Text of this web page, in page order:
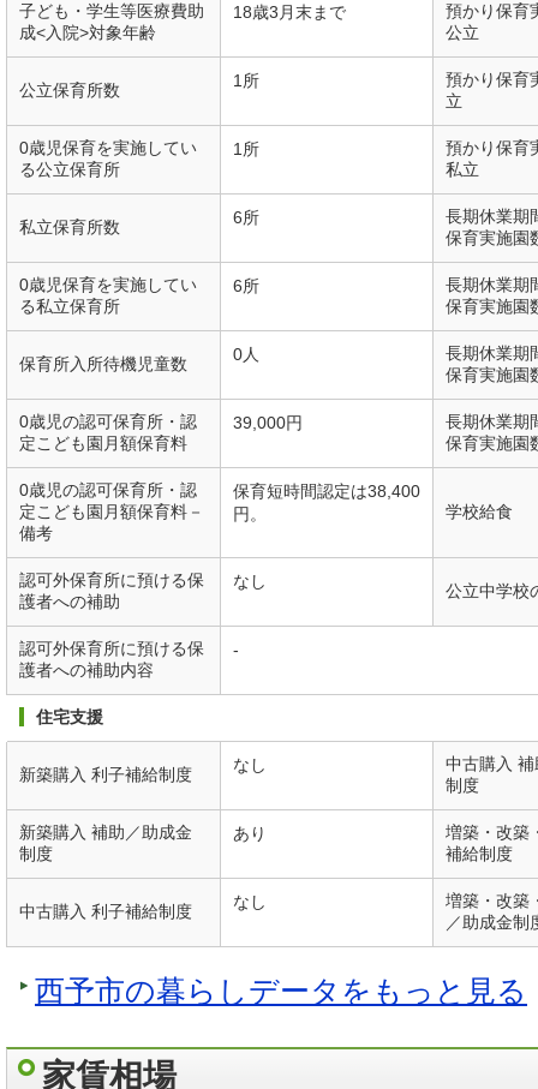
子ども・学生等医療費助
成<入院>対象年齢
18歳3月末まで
預かり保育
公立
公立保育所数 1所
預かり保育
立
0歳児保育を実施してい
る公立保育所
1所
預かり保育
私立
私立保育所数 6所
長期休業期
保育実施園
0歳児保育を実施してい
る私立保育所
6所
長期休業期
保育実施園
保育所入所待機児童数 0人
長期休業期
保育実施園
0歳児の認可保育所・認
定こども園月額保育料
39,000円
長期休業期
保育実施園
0歳児の認可保育所・認
定こども園月額保育料－
備考
保育短時間認定は38,400
円。
学校給食
認可外保育所に預ける保
護者への補助
なし 公立中学校
認可外保育所に預ける保
護者への補助内容
-
住宅支援
新築購入 利子補給制度 なし
中古購入
制度
新築購入 補助／助成金
制度
あり
増築・改築
補給制度
中古購入 利子補給制度 なし
増築・改築
／助成金制
西予市の暮らしデータをもっと見る
家賃相場